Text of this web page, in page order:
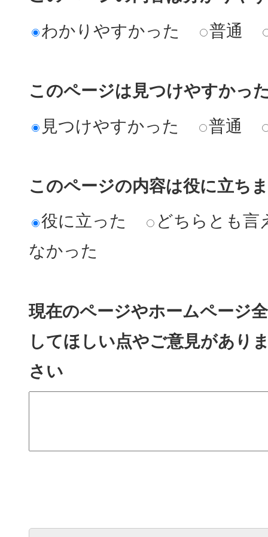
わかりやすかった
普通
このページは見つけやすかっ
見つけやすかった
普通
このページの内容は役に立ち
役に立った
どちらとも言
なかった
現在のページやホームページ
してほしい点やご意見があり
さい